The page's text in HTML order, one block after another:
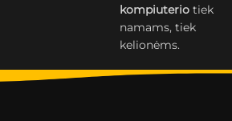
kompiuterio tiek
namams, tiek
kelionėms.